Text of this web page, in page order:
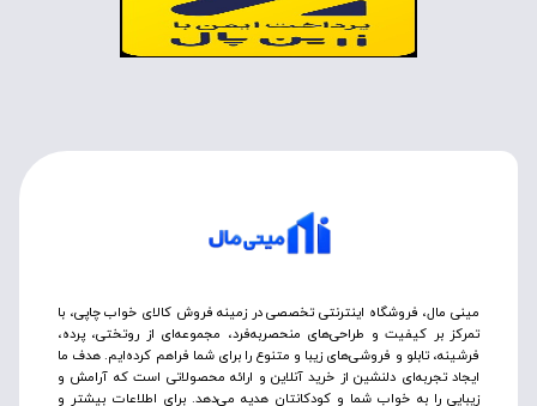
مینی مال، فروشگاه اینترنتی تخصصی در زمینه فروش کالای خواب چاپی، با
تمرکز بر کیفیت و طراحی‌های منحصربه‌فرد، مجموعه‌ای از روتختی‌، پرده،
فرشینه، تابلو و فروشی‌های زیبا و متنوع را برای شما فراهم کرده‌ایم. هدف ما
ایجاد تجربه‌ای دلنشین از خرید آنلاین و ارائه محصولاتی است که آرامش و
زیبایی را به خواب شما و کودکانتان هدیه می‌دهد. برای اطلاعات بیشتر و